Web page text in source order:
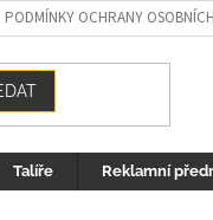
PODMÍNKY OCHRANY
Talíře Reklamní